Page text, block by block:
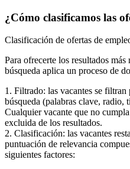
¿Cómo clasificamos las
Clasificación de ofertas de
Para ofrecerte los resultados
búsqueda aplica un proceso de
1. Filtrado: las vacantes se
búsqueda (palabras clave, radio,
Cualquier vacante que no
excluida de los resultados.
2. Clasificación: las vacantes
puntuación de relevancia
siguientes factores: